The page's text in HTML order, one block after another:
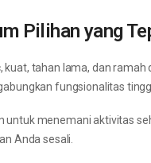
Pilihan yang
tahan lama, dan
fungsionalitas
untuk menemani aktivitas
Anda sesali.